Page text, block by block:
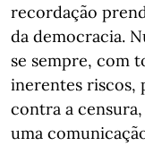
recordação
da democracia.
se sempre, com
inerentes riscos,
contra a
uma